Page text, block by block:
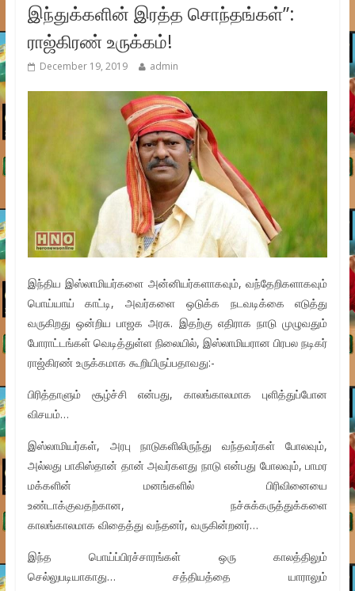
இந்துக்களின் இரத்த சொந்தங்கள்”:
ராஜ்கிரண் உருக்கம்!
December 19, 2019 admin
இந்திய இஸ்லாமியர்களை அன்னியர்களாகவும், வந்தேறிகளாகவும்
பொய்யாய் காட்டி, அவர்களை ஒடுக்க நடவடிக்கை எடுத்து
வருகிறது ஒன்றிய பாஜக அரசு. இதற்கு எதிராக நாடு முழுவதும்
போராட்டங்கள் வெடித்துள்ள நிலையில், இஸ்லாமியரான பிரபல நடிகர்
ராஜ்கிரண் உருக்கமாக கூறியிருப்பதாவது:-
பிரித்தாளும் சூழ்ச்சி என்பது, காலங்காலமாக புளித்துப்போன
விசயம்…
இஸ்லாமியர்கள், அரபு நாடுகளிலிருந்து வந்தவர்கள் போலவும்,
அல்லது பாகிஸ்தான் தான் அவர்களது நாடு என்பது போலவும், பாமர
மக்களின் மனங்களில் பிரிவினையை
உண்டாக்குவதற்கான, நச்சுக்கருத்துக்களை
காலங்காலமாக விதைத்து வந்தனர், வருகின்றனர்…
இந்த பொய்ப்பிரச்சாரங்கள் ஒரு காலத்திலும்
செல்லுபடியாகாது… சத்தியத்தை யாராலும்